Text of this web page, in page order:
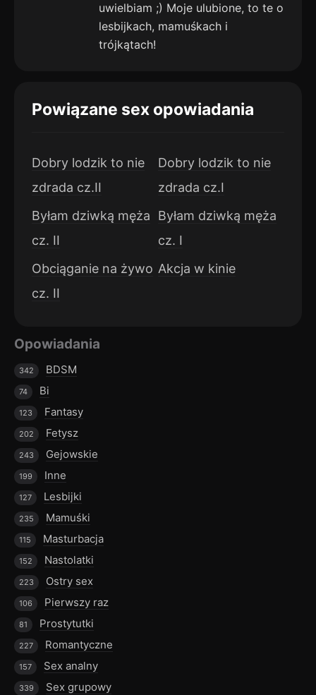
uwielbiam ;) Moje ulubione, to te o
lesbijkach, mamuśkach i
trójkątach!
Powiązane sex opowiadania
Dobry lodzik to nie
zdrada cz.II
Dobry lodzik to nie
zdrada cz.I
Byłam dziwką męża
cz. II
Byłam dziwką męża
cz. I
Obciąganie na żywo
cz. II
Akcja w kinie
Opowiadania
BDSM
342
Bi
74
Fantasy
123
Fetysz
202
Gejowskie
243
Inne
199
Lesbijki
127
Mamuśki
235
Masturbacja
115
Nastolatki
152
Ostry sex
223
Pierwszy raz
106
Prostytutki
81
Romantyczne
227
Sex analny
157
Sex grupowy
339